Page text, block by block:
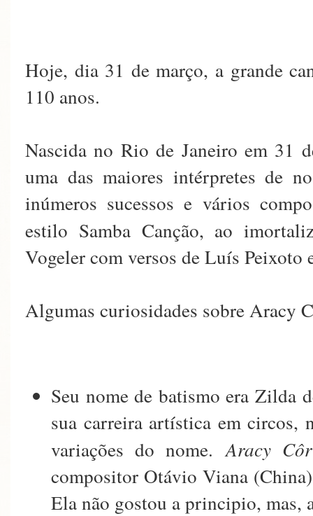
Hoje, dia 31 de março, a grande
110 anos.
Nascida no Rio de Janeiro em 31
uma das maiores intérpretes de
inúmeros sucessos e vários
estilo Samba Canção, ao
Vogeler com versos de Luís Peixoto
Algumas curiosidades sobre Aracy
Seu nome de batismo era Zilda
sua carreira artística em circos,
variações do nome.Aracy
compositor Otávio Viana
Ela não gostou a principio, mas,